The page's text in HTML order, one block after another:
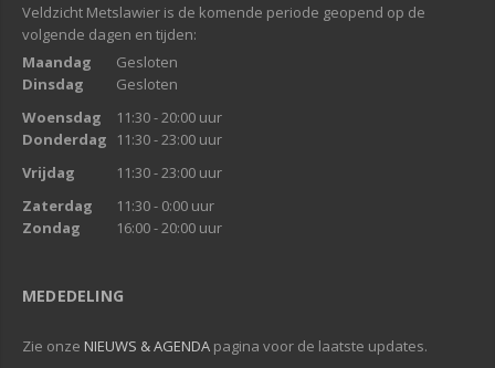
Veldzicht Metslawier is de komende periode geopend op de
volgende dagen en tijden:
Maandag
Gesloten
Dinsdag
Gesloten
Woensdag
11:30 - 20:00 uur
Donderdag
11:30 - 23:00 uur
Vrijdag
11:30 - 23:00 uur
Zaterdag
11:30 - 0:00 uur
Zondag
16:00 - 20:00 uur
MEDEDELING
Zie onze NIEUWS & AGENDA pagina voor de laatste updates.